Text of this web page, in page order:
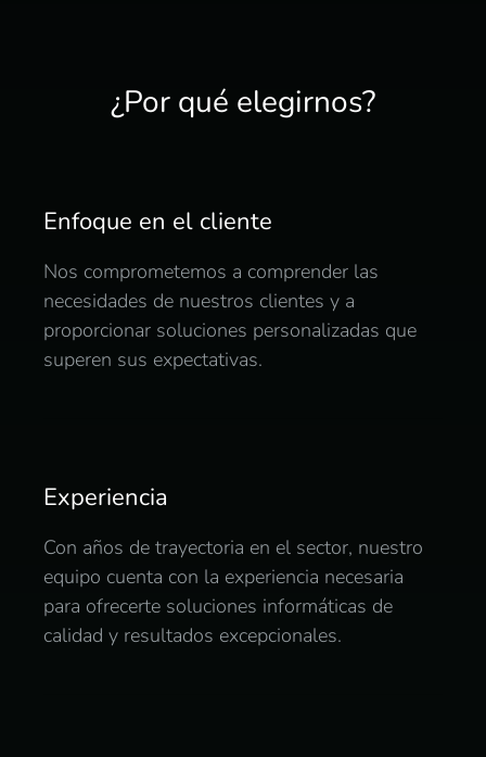
¿Por qué elegirnos?
Enfoque en el cliente
Nos comprometemos a comprender las
necesidades de nuestros clientes y a
proporcionar soluciones personalizadas que
superen sus expectativas.
Experiencia
Con años de trayectoria en el sector, nuestro
equipo cuenta con la experiencia necesaria
para ofrecerte soluciones informáticas de
calidad y resultados excepcionales.